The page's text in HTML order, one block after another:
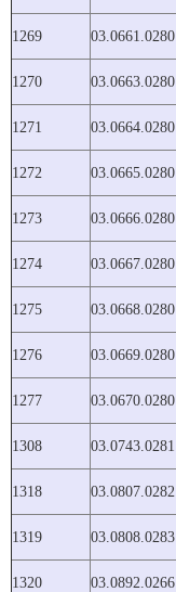
1269 03.0661.0280
1270 03.0663.0280
1271 03.0664.0280
1272 03.0665.0280
1273 03.0666.0280
1274 03.0667.0280
1275 03.0668.0280
1276 03.0669.0280
1277 03.0670.0280
1308 03.0743.0281
1318 03.0807.0282
1319 03.0808.0283
1320 03.0892.0266